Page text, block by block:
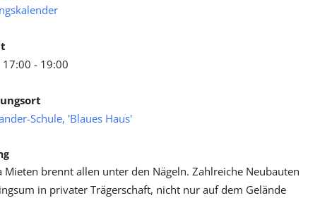
- 19:00
Schule, 'Blaues Haus'
Mieten brennt allen unter den Nägeln. Zahlreiche Neubauten
in privater Trägerschaft, nicht nur auf dem Gelände